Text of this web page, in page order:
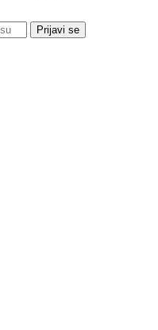
Prijavi se